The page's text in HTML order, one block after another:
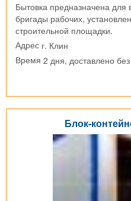
Бытовка предназначена
бригады рабочих,
строительной площадки.
Адрес г. Клин
Время 2 дня, доставлено
Блок-